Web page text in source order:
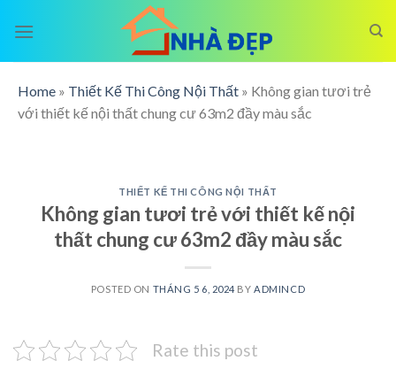
Home » Thiết Kế Thi Công Nội Thất » Không gian tươi trẻ
với thiết kế nội thất chung cư 63m2 đầy màu sắc
THIẾT KẾ THI CÔNG NỘI THẤT
Không gian tươi trẻ với thiết kế nội
thất chung cư 63m2 đầy màu sắc
POSTED ON THÁNG 5 6, 2024 BYADMINCD
Rate this post